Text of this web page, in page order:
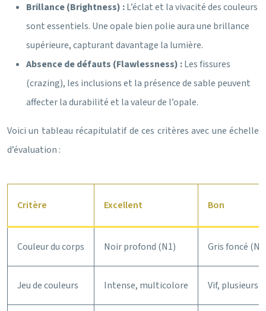
Brillance (Brightness) :L’éclat et la vivacité des couleurs
sont essentiels. Une opale bien polie aura une brillance
supérieure, capturant davantage la lumière.
Absence de défauts (Flawlessness) :Les fissures
(crazing), les inclusions et la présence de sable peuvent
affecter la durabilité et la valeur de l’opale.
Voici un tableau récapitulatif de ces critères avec une échelle
d’évaluation :
Critère Excellent Bon
Couleur du corps Noir profond (N1) Gris foncé
Jeu de couleurs Intense, multicolore Vif, plusieurs